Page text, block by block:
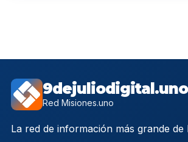
9dejuliodigital.uno
Red Misiones.uno
La red de información más grande de